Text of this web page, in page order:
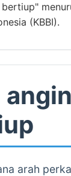
(KBBI).
arah